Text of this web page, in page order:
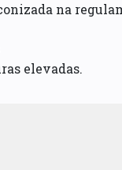
na
elevadas.